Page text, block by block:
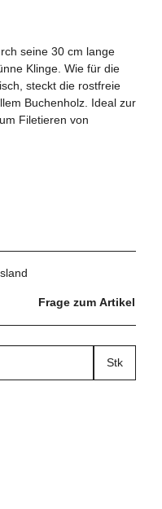
seine 30 cm lange
Klinge. Wie für die
steckt die rostfreie
Buchenholz. Ideal zur
Filetieren von
Frage zum Artikel
Stk